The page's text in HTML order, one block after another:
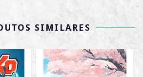
SIMILARES